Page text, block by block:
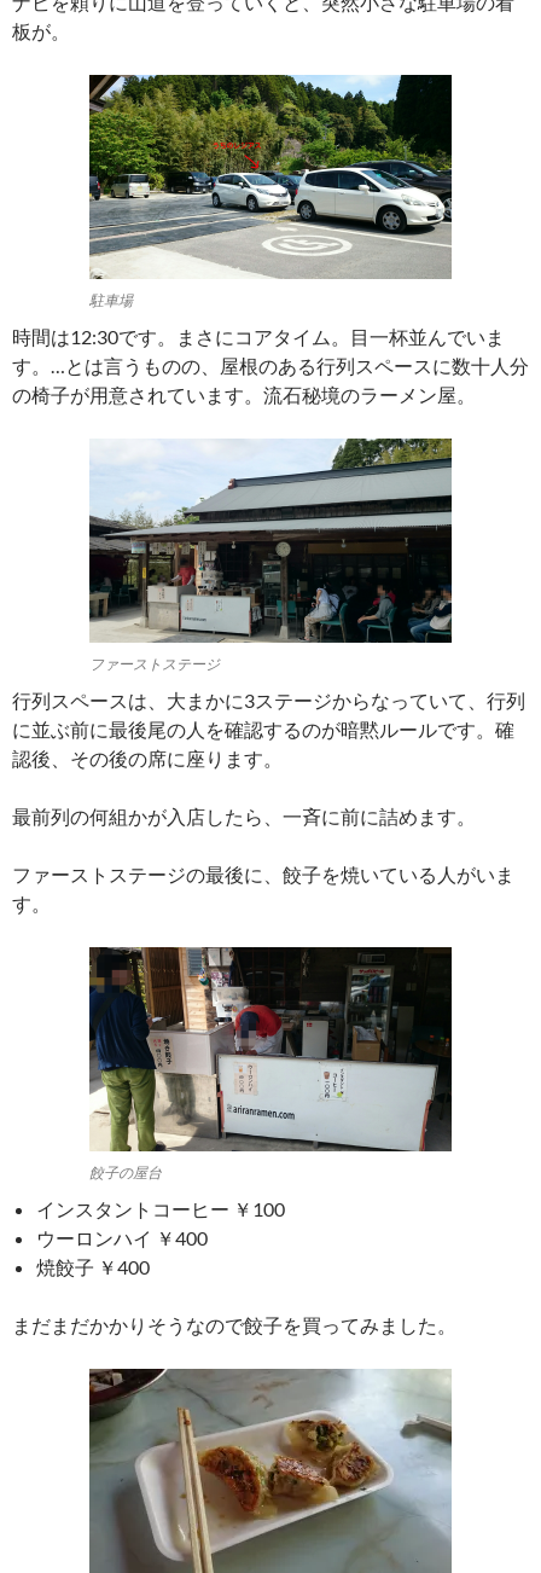
板が。
駐車場
時間は12:30です。まさにコアタイム。目一杯並んでいま
す。…とは言うものの、屋根のある行列スペースに数十人分
の椅子が用意されています。流石秘境のラーメン屋。
ファーストステージ
行列スペースは、大まかに3ステージからなっていて、行列
に並ぶ前に最後尾の人を確認するのが暗黙ルールです。確
認後、その後の席に座ります。
最前列の何組かが入店したら、一斉に前に詰めます。
ファーストステージの最後に、餃子を焼いている人がいま
す。
餃子の屋台
インスタントコーヒー ￥100
ウーロンハイ ￥400
焼餃子 ￥400
まだまだかかりそうなので餃子を買ってみました。